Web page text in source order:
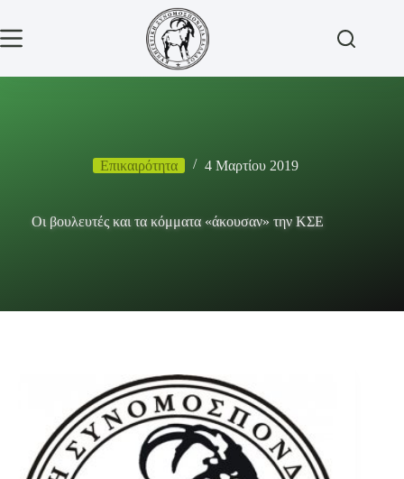
περιεχόμενο
Επικαιρότητα 4 Μαρτίου 2019
Οι βουλευτές και τα κόμματα «άκουσαν» την ΚΣΕ